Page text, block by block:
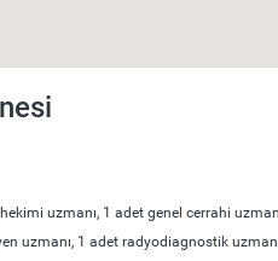
uzmanı, 1 adet genel cerrahi
uzmanı, 1 adet radyodiagnostik